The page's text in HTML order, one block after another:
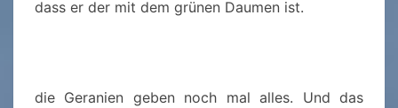
dass er der mit dem grünen Daumen ist.
die Geranien geben noch mal alles. Und das